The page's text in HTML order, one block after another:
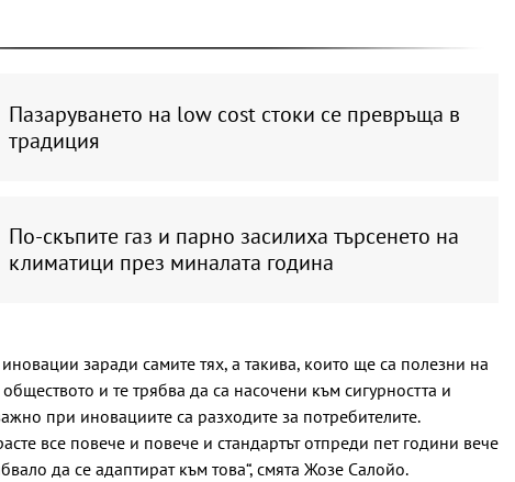
Пазаруването на low cost стоки се превръща в
традиция
По-скъпите газ и парно засилиха търсенето на
климатици през миналата година
заради самите тях, а такива, които ще са полезни на
и те трябва да са насочени към сигурността и
при иновациите са разходите за потребителите.
все повече и повече и стандартът отпреди пет години вече
да се адаптират към това“, смята Жозе Салойо.
Чужденец, ползвал
книжка, бе осъден във
Варна